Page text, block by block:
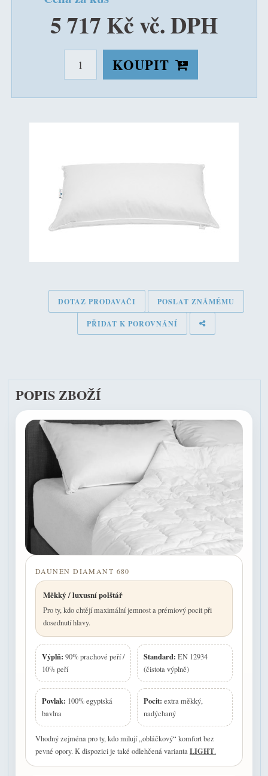
5 717 Kč vč. DPH
KOUPIT
DOTAZ PRODAVAČI POSLAT ZNÁMÉMU
PŘIDAT K POROVNÁNÍ
POPIS ZBOŽÍ
DAUNEN DIAMANT 680
Měkký / luxusní polštář
Pro ty, kdo chtějí maximální jemnost a prémiový pocit při
dosednutí hlavy.
Výplň: 90% prachové peří /
10% peří
Standard: EN 12934
(čistota výplně)
Povlak: 100% egyptská
bavlna
Pocit: extra měkký,
nadýchaný
Vhodný zejména pro ty, kdo milují „obláčkový“ komfort bez
pevné opory. K dispozici je také odlehčená variantaLIGHT.